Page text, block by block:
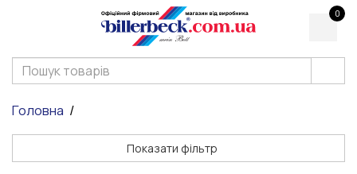
0
Головна
Показати фільтр